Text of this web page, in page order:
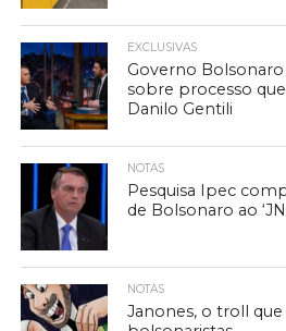
EXCLUSIVAS
Governo
sobre processo
Danilo Gentili
NOTAS
Pesquisa Ipec
de Bolsonaro ao
NOTAS
Janones, o troll